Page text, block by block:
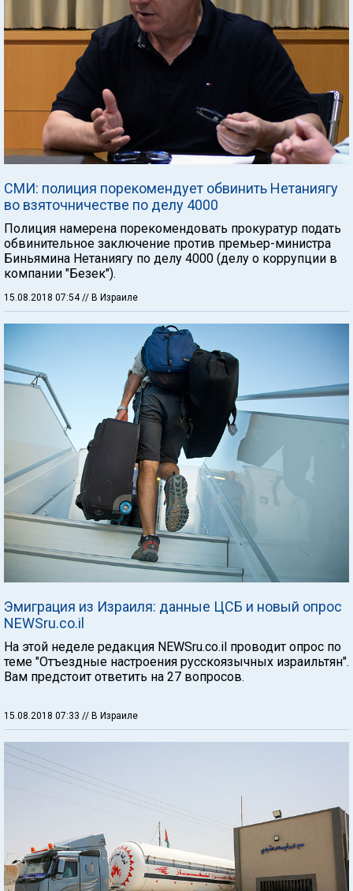
СМИ: полиция порекомендует обвинить Нетаниягу
во взяточничестве по делу 4000
Полиция намерена порекомендовать прокуратур подать
обвинительное заключение против премьер-министра
Биньямина Нетаниягу по делу 4000 (делу о коррупции в
компании "Безек").
15.08.2018 07:54 // В Израиле
Эмиграция из Израиля: данные ЦСБ и новый опрос
NEWSru.co.il
На этой неделе редакция NEWSru.co.il проводит опрос по
теме "Отъездные настроения русскоязычных израильтян".
Вам предстоит ответить на 27 вопросов.
15.08.2018 07:33 // В Израиле